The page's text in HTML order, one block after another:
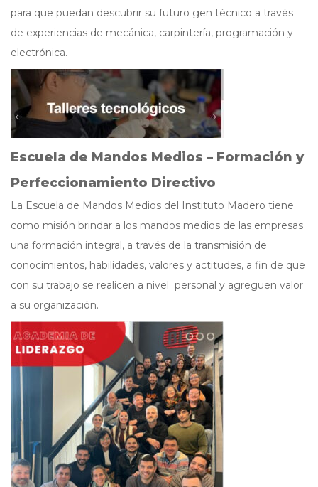
para que puedan descubrir su futuro gen técnico a través
de experiencias de mecánica, carpintería, programación y
electrónica.
Escuela de Mandos Medios – Formación y
Perfeccionamiento Directivo
La Escuela de Mandos Medios del Instituto Madero tiene
como misión brindar a los mandos medios de las empresas
una formación integral, a través de la transmisión de
conocimientos, habilidades, valores y actitudes, a fin de que
con su trabajo se realicen a nivel personal y agreguen valor
a su organización.